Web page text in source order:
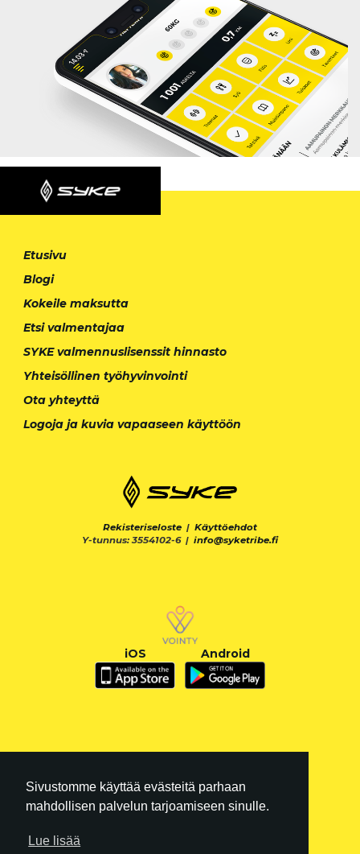
Sivustomme käyttää evästeitä parhaan
mahdollisen palvelun tarjoamiseen sinulle.
Lue lisää
Etusivu
Blogi
Kokeile maksutta
Etsi valmentajaa
SYKE valmennuslisenssit hinnasto
Yhteisöllinen työhyvinvointi
Ota yhteyttä
Logoja ja kuvia vapaaseen käyttöön
Rekisteriseloste | Käyttöehdot
Y-tunnus: 3554102-6 | info@syketribe.fi
iOS Android